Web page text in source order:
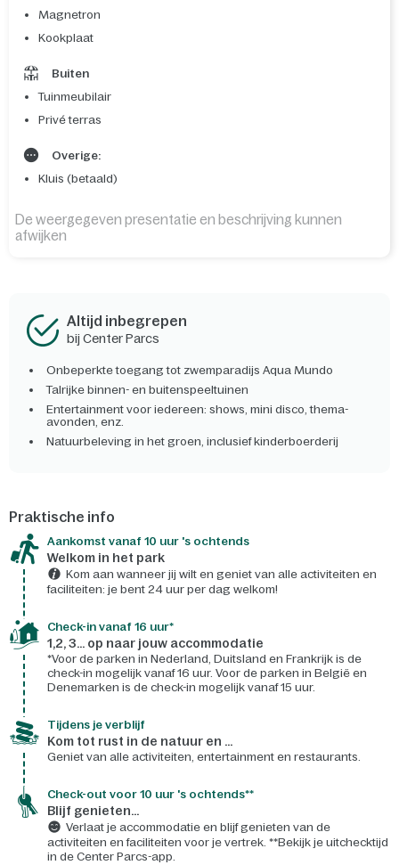
Magnetron
Kookplaat
Buiten
Tuinmeubilair
Privé terras
Overige:
Kluis (betaald)
De weergegeven presentatie en beschrijving kunnen
afwijken
Altijd inbegrepen
bij Center Parcs
Onbeperkte toegang tot zwemparadijs Aqua Mundo
Talrijke binnen- en buitenspeeltuinen
Entertainment voor iedereen: shows, mini disco, thema-
avonden, enz.
Natuurbeleving in het groen, inclusief kinderboerderij
Praktische info
Aankomst vanaf 10 uur 's ochtends
Welkom in het park
Kom aan wanneer jij wilt en geniet van alle activiteiten en
faciliteiten: je bent 24 uur per dag welkom!
Check-in vanaf 16 uur*
1,2, 3... op naar jouw accommodatie
*Voor de parken in Nederland, Duitsland en Frankrijk is de
check-in mogelijk vanaf 16 uur. Voor de parken in België en
Denemarken is de check-in mogelijk vanaf 15 uur.
Tijdens je verblijf
Kom tot rust in de natuur en ...
Geniet van alle activiteiten, entertainment en restaurants.
Check-out voor 10 uur 's ochtends**
Blijf genieten...
Verlaat je accommodatie en blijf genieten van de
activiteiten en faciliteiten voor je vertrek. **Bekijk je uitchecktijd
in de Center Parcs-app.